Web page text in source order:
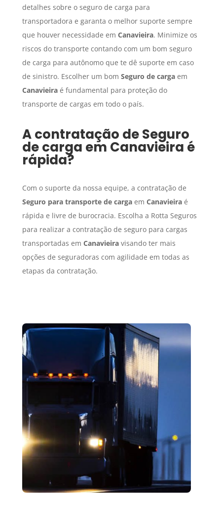
detalhes sobre o seguro de carga para
transportadora e garanta o melhor suporte sempre
que houver necessidade em Canavieira. Minimize os
riscos do transporte contando com um bom seguro
de carga para autônomo que te dê suporte em caso
de sinistro. Escolher um bom Seguro de cargaem
Canavieiraé fundamental para proteção do
transporte de cargas em todo o país.
A contratação deSeguro
de carga em Canavieira é
rápida?
Com o suporte da nossa equipe, a contratação de
Seguro para transporte de cargaem Canavieiraé
rápida e livre de burocracia. Escolha a Rotta Seguros
para realizar a contratação de seguro para cargas
transportadas em Canavieiravisando ter mais
opções de seguradoras com agilidade em todas as
etapas da contratação.